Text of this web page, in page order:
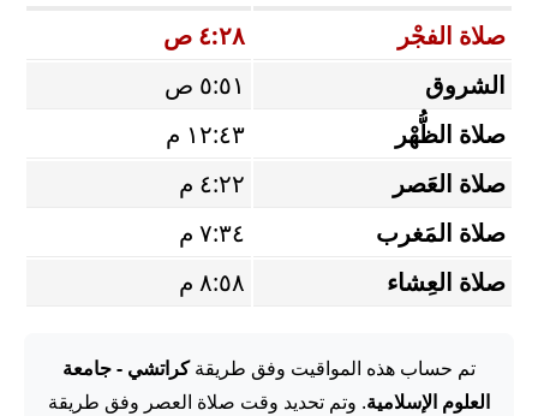
صلاة الفجْر
٤:٢٨ ص
الشروق
٥:٥١ ص
صلاة الظُّهْر
١٢:٤٣ م
صلاة العَصر
٤:٢٢ م
صلاة المَغرب
٧:٣٤ م
صلاة العِشاء
٨:٥٨ م
تم حساب هذه المواقيت وفق طريقةكراتشي - جامعة
العلوم الإسلامية. وتم تحديد وقت صلاة العصر وفق طريقة